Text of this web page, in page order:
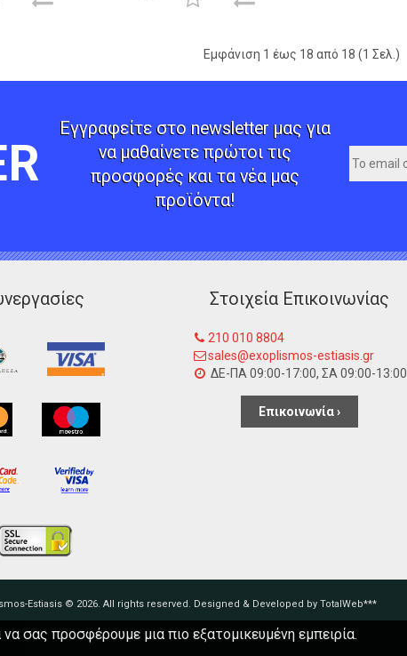
Εμφάνιση 1 έως 18 από 18 (1 Σελ.)
Εγγραφείτε στο newsletter μας για
να μαθαίνετε πρώτοι τις
προσφορές και τα νέα μας
προϊόντα!
Στοιχεία Επικοινωνίας
210 010 8804
sales@exoplismos-estiasis.gr
ΔΕ-ΠΑ 09:00-17:00, ΣΑ 09:00-13:00
Επικοινωνία ›
Estiasis © 2026. All rights reserved. Designed & Developed by TotalWeb***
σας προσφέρουμε μια πιο εξατομικευμένη εμπειρία.